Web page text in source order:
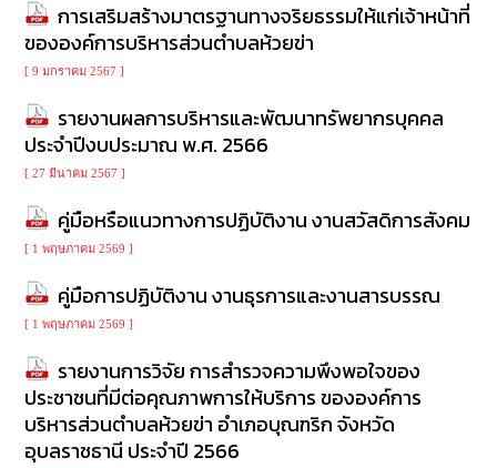
การเสริมสร้างมาตรฐานทางจริยธรรมให้แก่เจ้าหน้าที่
ขององค์การบริหารส่วนตำบลห้วยข่า
[ 9 มกราคม 2567 ]
รายงานผลการบริหารและพัฒนาทรัพยากรบุคคล
ประจำปีงบประมาณ พ.ศ. 2566
[ 27 มีนาคม 2567 ]
คู่มือหรือแนวทางการปฏิบัติงาน งานสวัสดิการสังคม
[ 1 พฤษภาคม 2569 ]
คู่มือการปฏิบัติงาน งานธุรการและงานสารบรรณ
[ 1 พฤษภาคม 2569 ]
รายงานการวิจัย การสำรวจความพึงพอใจของ
ประชาชนที่มีต่อคุณภาพการให้บริการ ขององค์การ
บริหารส่วนตำบลห้วยข่า อำเภอบุณฑริก จังหวัด
อุบลราชธานี ประจำปี 2566